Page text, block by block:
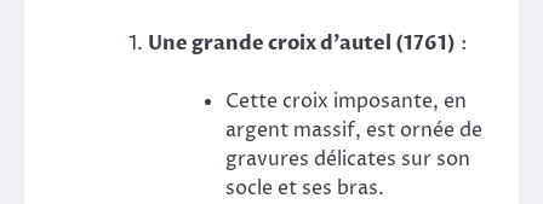
Une grande croix d’autel (1761) :
Cette croix imposante, en
argent massif, est ornée de
gravures délicates sur son
socle et ses bras.